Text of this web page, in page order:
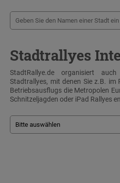
Stadtrallyes
StadtRallye.de organisiert
Stadtrallyes, mit denen Sie z.B. im
Betriebsausflugs die Metropolen
Schnitzeljagden oder iPad Rallyes